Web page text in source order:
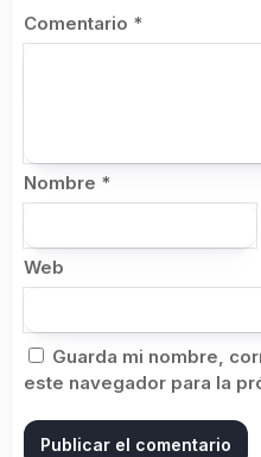
Comentario *
Nombre *
Web
Guarda mi nombre,
este navegador para la